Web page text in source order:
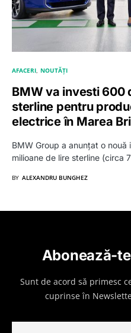
AFACERI NOUTĂȚI
BMW va investi 600
sterline pentru
electrice în Marea
BMW Group a anunțat o
milioane de lire sterline (circa
BY ALEXANDRU BUNGHEZ
Abonează-
Sunt de acord să primesc
cuprinse în